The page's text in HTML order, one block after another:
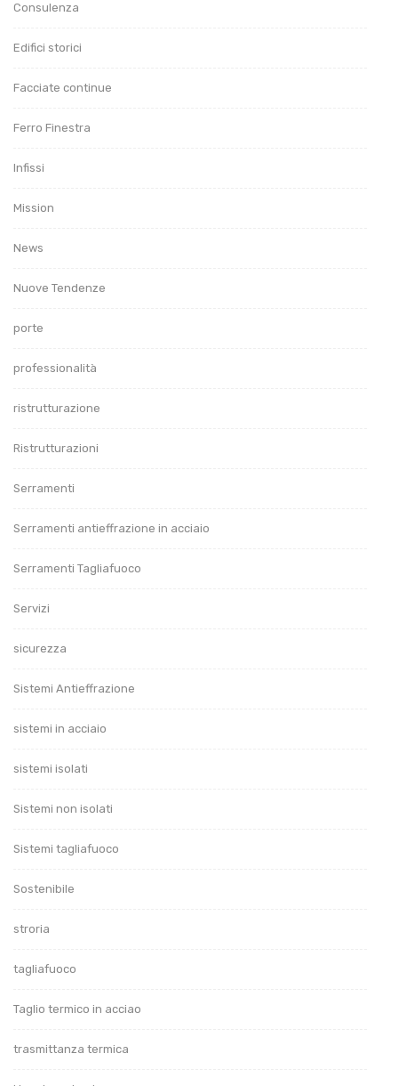
Consulenza
Edifici storici
Facciate continue
Ferro Finestra
Infissi
Mission
News
Nuove Tendenze
porte
professionalità
ristrutturazione
Ristrutturazioni
Serramenti
Serramenti antieffrazione in acciaio
Serramenti Tagliafuoco
Servizi
sicurezza
Sistemi Antieffrazione
sistemi in acciaio
sistemi isolati
Sistemi non isolati
Sistemi tagliafuoco
Sostenibile
stroria
tagliafuoco
Taglio termico in acciao
trasmittanza termica